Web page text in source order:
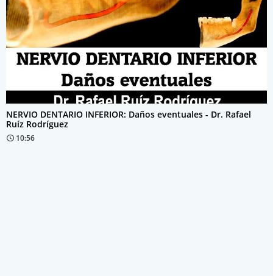
NERVIO DENTARIO INFERIOR: Daños eventuales - Dr. Rafael
Ruíz Rodríguez
10:56